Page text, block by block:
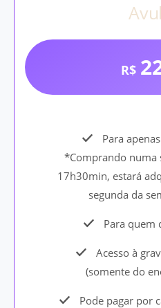
R$
Para
*Comprando numa
17h30min, estará
segunda da
Para quem
Acesso à
(somente do
Pode pagar por